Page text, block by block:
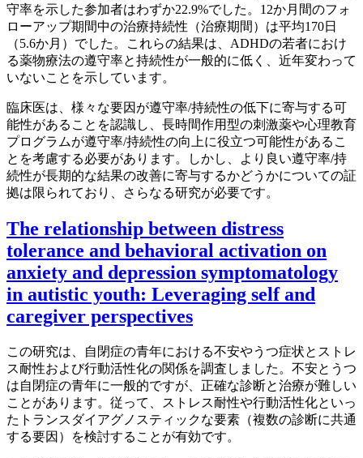
守率を示した参加者はわずか22.9%でした。12か月間のフォ
ローアップ期間中の治療持続性（治療期間）は平均170日
（5.6か月）でした。これらの結果は、ADHDの若者におけ
る薬物療法の遵守率と持続性が一般的に低く、近年変わって
いないことを示しています。
臨床医は、様々な要因が遵守率/持続性の低下に寄与する可
能性があることを認識し、長時間作用型の刺激薬や心理教育
プログラムが遵守率/持続性の向上に役立つ可能性があるこ
とを考慮する必要があります。しかし、より良い遵守率/持
続性が長期的な結果の改善に寄与するかどうかについての証
拠は限られており、さらなる研究が必要です。
The relationship between distress
tolerance and behavioral activation on
anxiety and depression symptomatology
in autistic youth: Leveraging self and
caregiver perspectives
この研究は、自閉症の青年における不安やうつ症状とストレ
ス耐性および行動活性化の関係を調査しました。不安とうつ
は自閉症の青年に一般的ですが、正確な診断と治療が難しい
ことがあります。従って、ストレス耐性や行動活性化といっ
たトランスダイアグノスティックな要素（複数の診断に共通
する要因）を検討することが有効です。